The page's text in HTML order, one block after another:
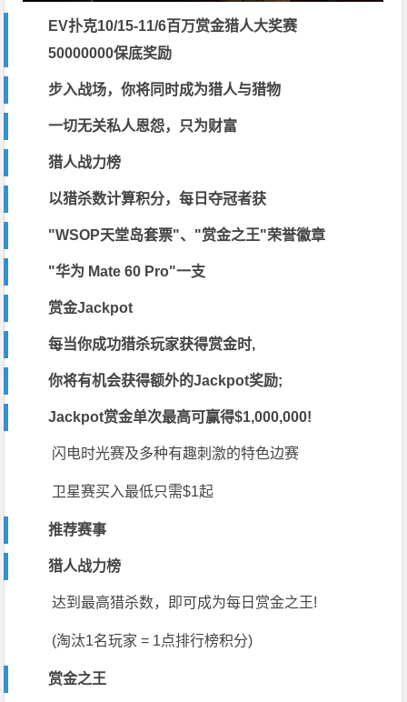
EV扑克10/15-11/6百万赏金猎人大奖赛
50000000保底奖励
步入战场，你将同时成为猎人与猎物
一切无关私人恩怨，只为财富
猎人战力榜
以猎杀数计算积分，每日夺冠者获
"WSOP天堂岛套票"、"赏金之王"荣誉徽章
"华为 Mate 60 Pro"一支
赏金Jackpot
每当你成功猎杀玩家获得赏金时,
你将有机会获得额外的Jackpot奖励;
Jackpot赏金单次最高可赢得$1,000,000!
闪电时光赛及多种有趣刺激的特色边赛
卫星赛买入最低只需$1起
推荐赛事
猎人战力榜
达到最高猎杀数，即可成为每日赏金之王!
(淘汰1名玩家 = 1点排行榜积分)
赏金之王